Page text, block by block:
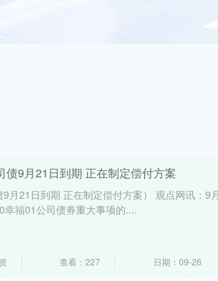
债9月21日到期 正在制定偿付方案
9月21日到期 正在制定偿付方案） 观点网讯：9
福01公司债券重大事项的....
查看：227 日期：09-26